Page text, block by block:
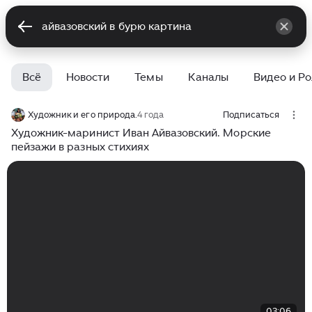
Всё Новости Темы Каналы Видео и
Художник и его природа.4 года Подписаться
Художник-маринист Иван Айвазовский. Морские
пейзажи в разных стихиях